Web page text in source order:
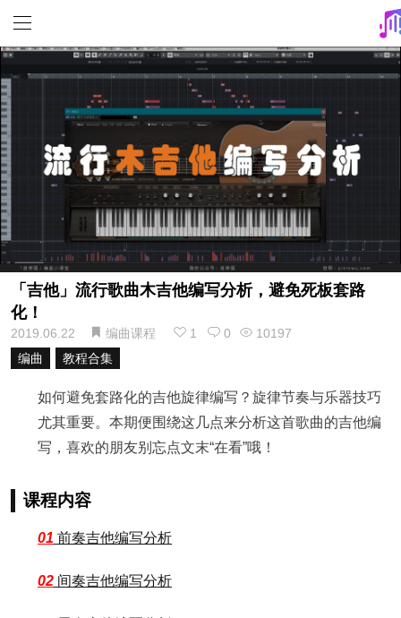
「吉他」流行歌曲木吉他编写分析，避免死板套路
化！
2019.06.22 编曲课程 1 0
10197
编曲
教程合集
如何避免套路化的吉他旋律编写？旋律节奏与乐器技巧
尤其重要。本期便围绕这几点来分析这首歌曲的吉他编
写，喜欢的朋友别忘点文末“在看”哦！
课程内容
01 前奏吉他编写分析
02 间奏吉他编写分析